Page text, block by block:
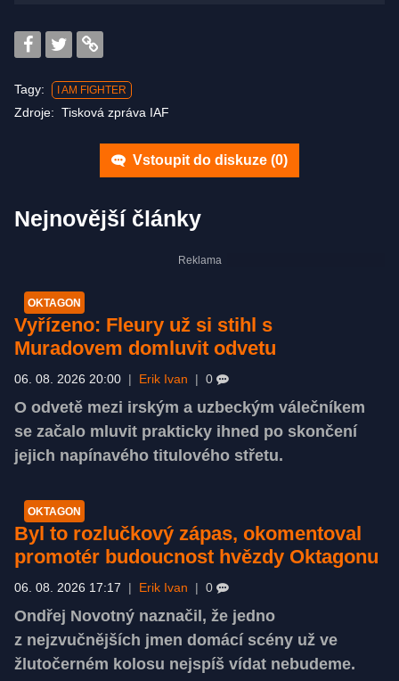
Tagy: I AM FIGHTER
Zdroje: Tisková zpráva IAF
Vstoupit do diskuze (0)
Nejnovější články
OKTAGON
Vyřízeno: Fleury už si stihl s
Muradovem domluvit odvetu
06. 08. 2026 20:00 Erik Ivan 0
O odvetě mezi irským a uzbeckým válečníkem
se začalo mluvit prakticky ihned po skončení
jejich napínavého titulového střetu.
OKTAGON
Byl to rozlučkový zápas, okomentoval
promotér budoucnost hvězdy Oktagonu
06. 08. 2026 17:17 Erik Ivan 0
Ondřej Novotný naznačil, že jedno
z nejzvučnějších jmen domácí scény už ve
žlutočerném kolosu nejspíš vídat nebudeme.